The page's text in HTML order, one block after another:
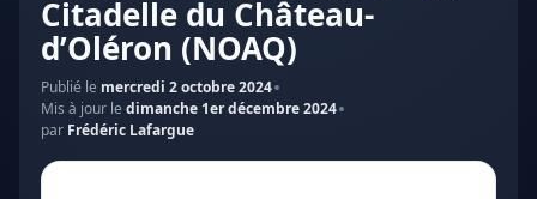
Citadelle du Château-
d’Oléron (NOAQ)
Publié le mercredi 2 octobre 2024
Mis à jour le dimanche 1er décembre 2024
par Frédéric Lafargue